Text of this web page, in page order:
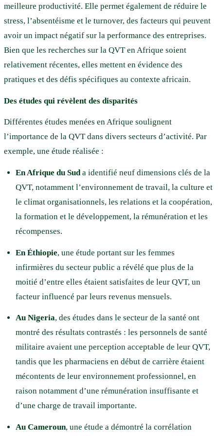
meilleure productivité. Elle permet également de réduire le
stress, l’absentéisme et le turnover, des facteurs qui peuvent
avoir un impact négatif sur la performance des entreprises.
Bien que les recherches sur la QVT en Afrique soient
relativement récentes, elles mettent en évidence des
pratiques et des défis spécifiques au contexte africain.
Des études qui révèlent des disparités
Différentes études menées en Afrique soulignent
l’importance de la QVT dans divers secteurs d’activité. Par
exemple, une étude réalisée :
En Afrique du Suda identifié neuf dimensions clés de la
QVT, notamment l’environnement de travail, la culture et
le climat organisationnels, les relations et la coopération,
la formation et le développement, la rémunération et les
récompenses.
En Éthiopie, une étude portant sur les femmes
infirmières du secteur public a révélé que plus de la
moitié d’entre elles étaient satisfaites de leur QVT, un
facteur influencé par leurs revenus mensuels.
Au Nigeria, des études dans le secteur de la santé ont
montré des résultats contrastés : les personnels de santé
militaire avaient une perception acceptable de leur QVT,
tandis que les pharmaciens en début de carrière étaient
mécontents de leur environnement professionnel, en
raison notamment d’une rémunération insuffisante et
d’une charge de travail importante.
Au Cameroun, une étude a démontré la corrélation